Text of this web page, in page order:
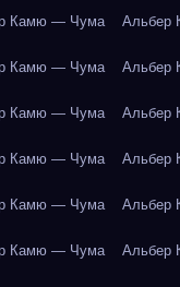
Камю — Чума Альбер
Камю — Чума Альбер
Камю — Чума Альбер
Камю — Чума Альбер
Камю — Чума Альбер
Камю — Чума Альбер